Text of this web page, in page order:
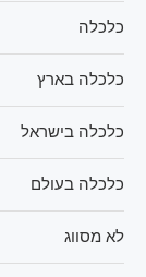
כלכלה
כלכלה בארץ
כלכלה בישראל
כלכלה בעולם
לא מסווג